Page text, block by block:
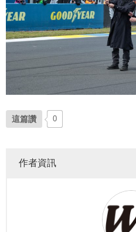
這篇讚 0
作者資訊